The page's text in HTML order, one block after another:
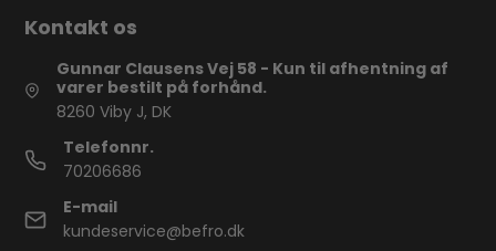
Kontakt os
Gunnar Clausens Vej 58 - Kun til afhentning af
varer bestilt på forhånd.
8260 Viby J, DK
Telefonnr.
70206686
E-mail
kundeservice@befro.dk